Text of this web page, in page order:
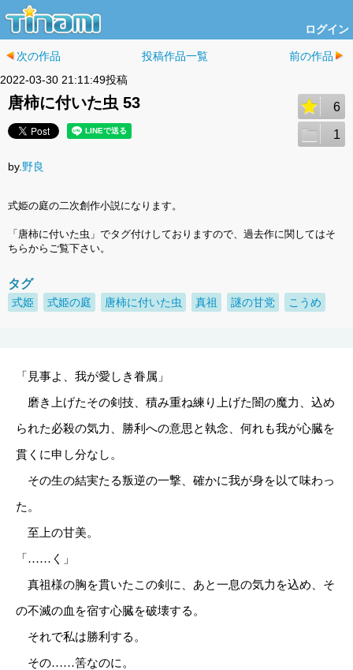
ログイン
次の作品 投稿作品一覧
前の作品
2022-03-30 21:11:49投稿
唐柿に付いた虫 53 6
1
by. 野良
式姫の庭の二次創作小説になります。
「唐柿に付いた虫」でタグ付けしておりますので、過去作に関してはそ
ちらからご覧下さい。
タグ
式姫 式姫の庭 唐柿に付いた虫 真祖 謎の甘党 こうめ
「見事よ、我が愛しき眷属」
磨き上げたその剣技、積み重ね練り上げた闇の魔力、込め
られた必殺の気力、勝利への意思と執念、何れも我が心臓を
貫くに申し分なし。
その生の結実たる叛逆の一撃、確かに我が身を以て味わっ
た。
至上の甘美。
「……く」
真祖様の胸を貫いたこの剣に、あと一息の気力を込め、そ
の不滅の血を宿す心臓を破壊する。
それで私は勝利する。
その……筈なのに。